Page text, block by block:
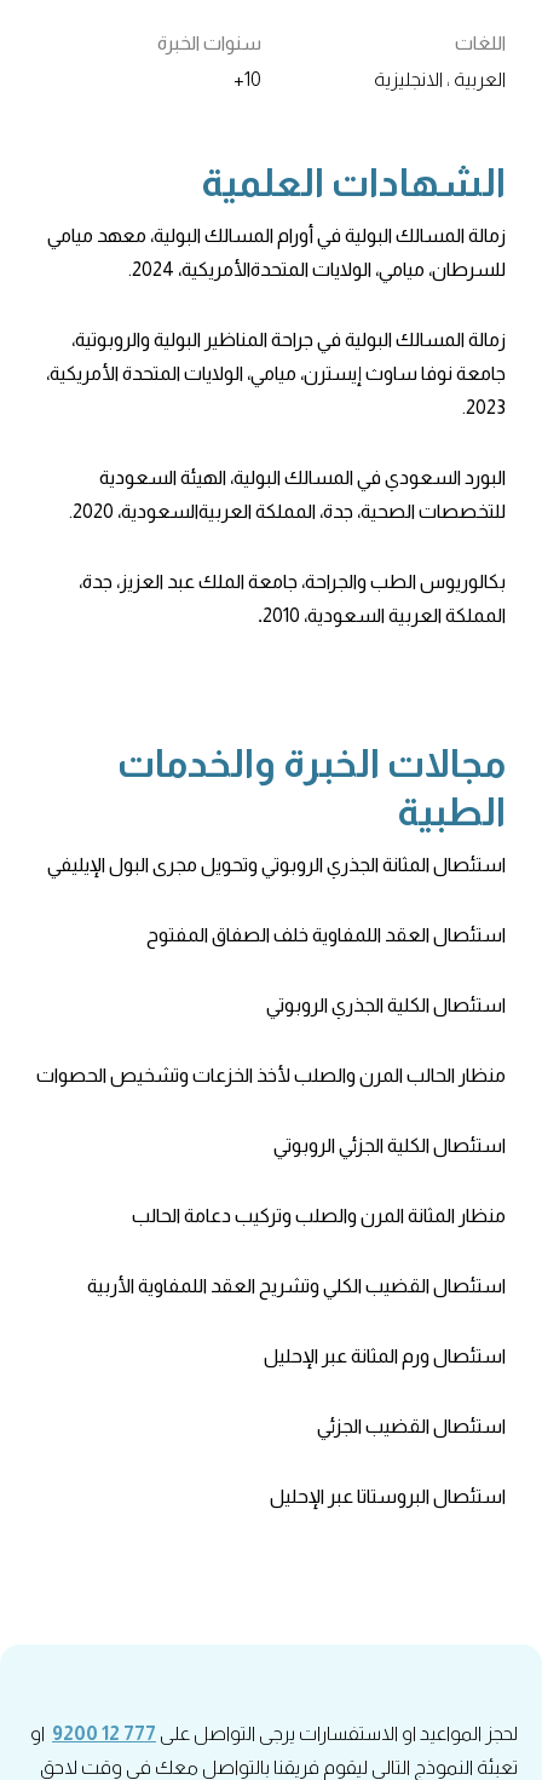
اللغات
العربية ، الانجليزية
سنوات الخبرة
10+
الشهادات العلمية
زمالة المسالك البولية في أورام المسالك البولية، معهد ميامي
للسرطان، ميامي، الولايات المتحدةالأمريكية، 2024.
زمالة المسالك البولية في جراحة المناظير البولية والروبوتية،
جامعة نوفا ساوث إيسترن، ميامي، الولايات المتحدة الأمريكية،
2023.
البورد السعودي في المسالك البولية، الهيئة السعودية
للتخصصات الصحية، جدة، المملكة العربيةالسعودية، 2020.
بكالوريوس الطب والجراحة، جامعة الملك عبد العزيز، جدة،
المملكة العربية السعودية، 2010
.
مجالات الخبرة والخدمات
الطبية
استئصال المثانة الجذري الروبوتي وتحويل مجرى البول الإيليفي
استئصال العقد اللمفاوية خلف الصفاق المفتوح
استئصال الكلية الجذري الروبوتي
منظار الحالب المرن والصلب لأخذ الخزعات وتشخيص الحصوات
استئصال الكلية الجزئي الروبوتي
منظار المثانة المرن والصلب وتركيب دعامة الحالب
استئصال القضيب الكلي وتشريح العقد اللمفاوية الأربية
استئصال ورم المثانة عبر الإحليل
استئصال القضيب الجزئي
استئصال البروستاتا عبر الإحليل
لحجز المواعيد او الاستفسارات يرجى التواصل على 777 12 9200
او
تعبئة النموذج التالي ليقوم فريقنا بالتواصل معك في وقت لاحق